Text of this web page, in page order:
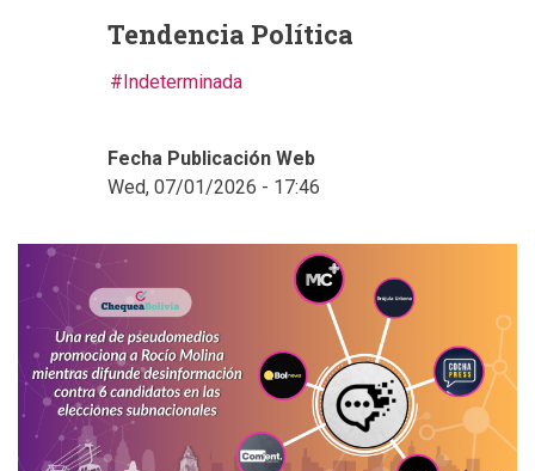
Tendencia Política
Indeterminada
Fecha Publicación Web
Wed, 07/01/2026 - 17:46